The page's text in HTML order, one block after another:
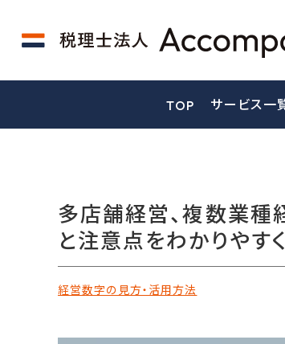
TOP サービス一
多店舗経営、複数業種
と注意点をわかりやす
経営数字の見方・活用方法